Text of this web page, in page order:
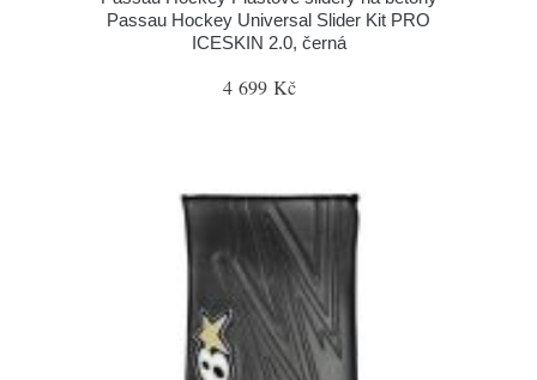
Passau Hockey Universal Slider Kit PRO
ICESKIN 2.0, černá
4 699 Kč